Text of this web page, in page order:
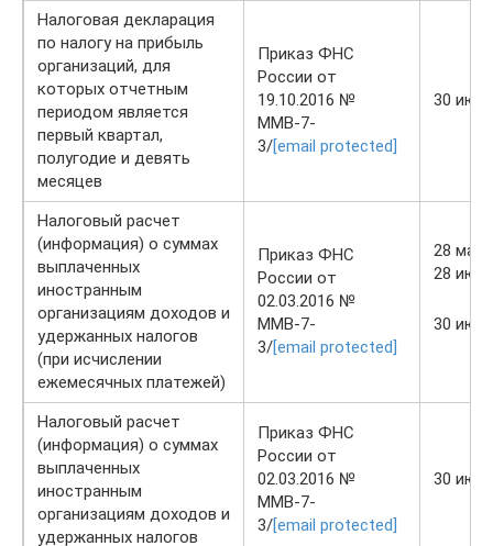
Налоговая декларация
по налогу на прибыль
организаций, для
которых отчетным
периодом является
первый квартал,
полугодие и девять
месяцев
Приказ ФНС
России от
19.10.2016 №
ММВ-7-
3/[email protected]
30
Налоговый расчет
(информация) о суммах
выплаченных
иностранным
организациям доходов и
удержанных налогов
(при исчислении
ежемесячных платежей)
Приказ ФНС
России от
02.03.2016 №
ММВ-7-
3/[email protected]
28 мая
28
30
Налоговый расчет
(информация) о суммах
выплаченных
иностранным
организациям доходов и
удержанных налогов
Приказ ФНС
России от
02.03.2016 №
ММВ-7-
3/[email protected]
30